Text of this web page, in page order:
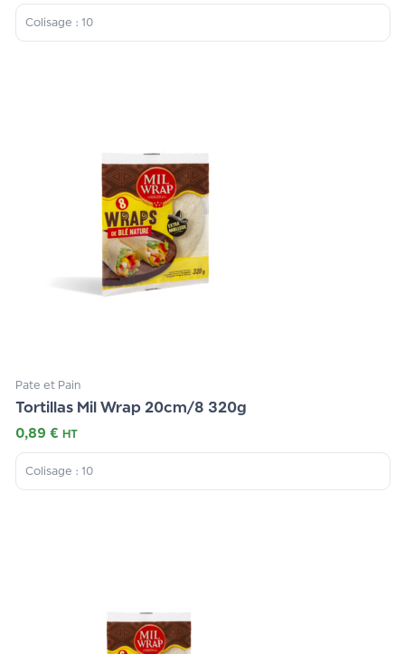
Colisage : 10
Pate et Pain
Tortillas Mil Wrap 20cm/8 320g
0,89 € HT
Colisage : 10